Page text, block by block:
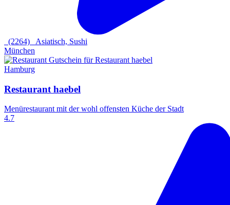
(2264) Asiatisch, Sushi
München
Hamburg
Restaurant haebel
Menürestaurant mit der wohl offensten Küche der Stadt
4.7